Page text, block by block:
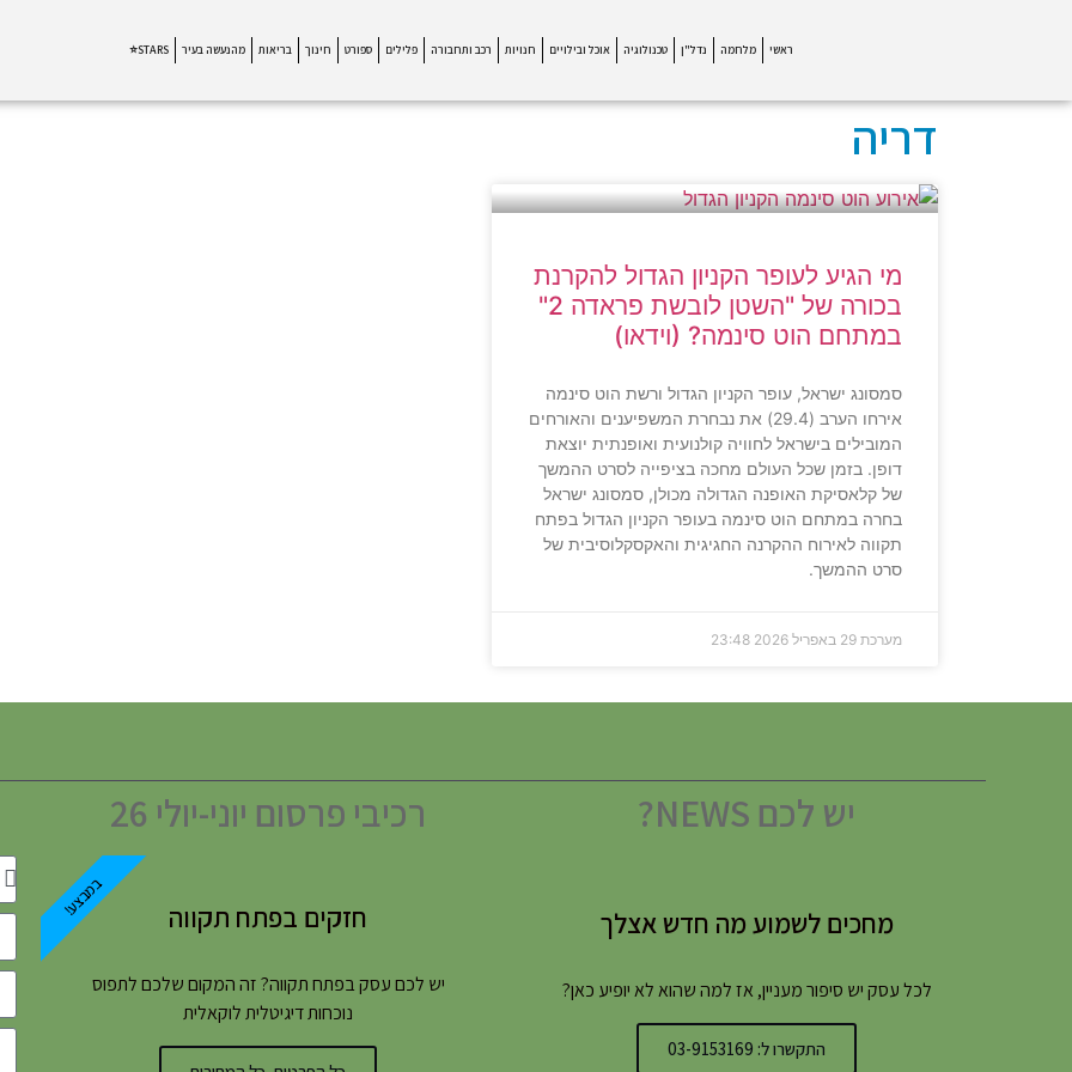
ראשי מלחמה נדל"ן טכנולוגיה אוכל ובילויים חנויות רכב ותחבורה פלילים ספורט חינוך בריאות מהנעשה בעיר STARS⭐
דריה
מי הגיע לעופר הקניון הגדול להקרנת
בכורה של "השטן לובשת פראדה 2"
במתחם הוט סינמה? (וידאו)
סמסונג ישראל, עופר הקניון הגדול ורשת הוט סינמה
אירחו הערב (29.4) את נבחרת המשפיענים והאורחים
המובילים בישראל לחוויה קולנועית ואופנתית יוצאת
דופן. בזמן שכל העולם מחכה בציפייה לסרט ההמשך
של קלאסיקת האופנה הגדולה מכולן, סמסונג ישראל
בחרה במתחם הוט סינמה בעופר הקניון הגדול בפתח
תקווה לאירוח ההקרנה החגיגית והאקסקלוסיבית של
סרט ההמשך.
מערכת 29 באפריל 2026 23:48
יש לכם NEWS?
מחכים לשמוע מה חדש אצלך
לכל עסק יש סיפור מעניין, אז למה שהוא לא יופיע כאן?
התקשרו ל: 03-9153169
רכיבי פרסום יוני-יולי 26
חזקים בפתח תקווה
יש לכם עסק בפתח תקווה? זה המקום שלכם לתפוס
נוכחות דיגיטלית לוקאלית
במבצע!